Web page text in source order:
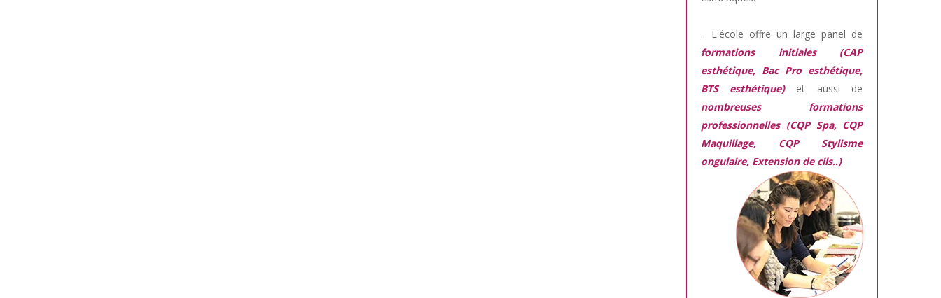
.. L'école offre un large panel de
formations initiales (CAP
esthétique, Bac Pro esthétique,
BTS esthétique) et aussi de
nombreuses formations
professionnelles (CQP Spa, CQP
Maquillage, CQP Stylisme
ongulaire, Extension de cils..)